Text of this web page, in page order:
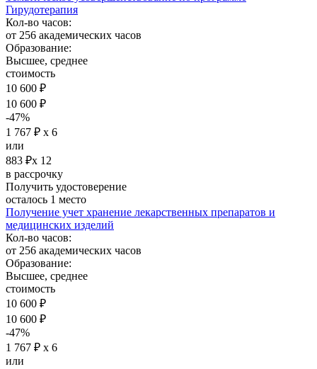
Гирудотерапия
Кол-во часов:
от 256 академических часов
Образование:
Высшее, среднее
стоимость
10 600 ₽
10 600 ₽
-47%
1 767 ₽ х 6
или
883 ₽х 12
в рассрочку
Получить удостоверение
осталось 1 место
Получение учет хранение лекарственных препаратов и
медицинских изделий
Кол-во часов:
от 256 академических часов
Образование:
Высшее, среднее
стоимость
10 600 ₽
10 600 ₽
-47%
1 767 ₽ х 6
или